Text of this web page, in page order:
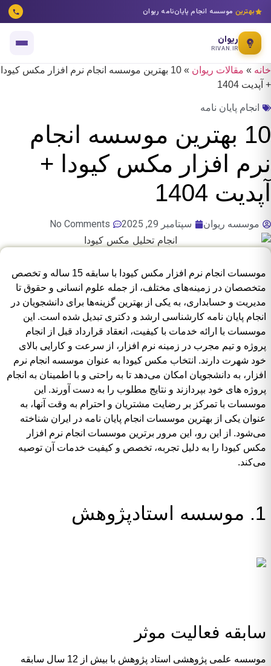
بهترین موسسه انجام پایان‌نامه ریوان
ریوان
RIVAN.IR
خانه » مقالات ریوان »
10 بهترین موسسه انجام نرم افزار مکس کیودا
+ آپدیت 1404
انجام پایان نامه
10 بهترین موسسه انجام
نرم افزار مکس کیودا +
آپدیت 1404
موسسه ریوان سپتامبر 29, 2025 No Comments
موسسات انجام نرم افزار مکس کیودا با سابقه 15 ساله و تخصص
متخصصان در زمینه‌های مختلف، از جمله علوم انسانی و حقوق تا
مدیریت و حسابداری، به یکی از بهترین گزینه‌ها برای دانشجویان در
انجام پایان نامه کارشناسی ارشد و دکتری تبدیل شده است. این
موسسات با ارائه خدمات با کیفیت، انعقاد قرارداد قبل از انجام
پروژه و تیم مجرب در زمینه نرم افزار، از سرعت و کارایی بالای
خود شهرت دارند. انتخاب مکس کیودا به عنوان موسسه انجام نرم
افزار، به دانشجویان امکان می‌دهد تا به راحتی و با اطمینان به انجام
پروژه های خود بپردازند و نتایج مطلوب را به دست آورند. این
موسسات با تمرکز بر رضایت مشتریان و احترام به وقت آنها، به
عنوان یکی از بهترین موسسات انجام پایان نامه در ایران شناخته
می‌شود. از این رو، این مرور برترین موسسات انجام نرم افزار
مکس کیودا را به دلیل تجربه، تخصص و کیفیت خدمات آن توصیه
می‌کند.
1. موسسه استادپژوهش
سابقه فعالیت موثر
موسسه علمی پژوهشی استاد پژوهش با بیش از 12 سال سابقه